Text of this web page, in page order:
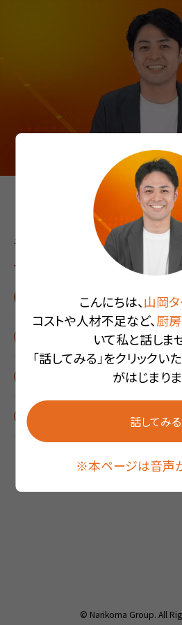
こんにちは、山岡
コストや人材不足など、厨
いて私と話しま
「話してみる」をクリックい
がはじまりま
話してみる
※本ページは音声
1.5倍速 ミュート
チャプター
現代の厨房をとりまく環境
迫りくる！厨房の危機
厨房の危機を救う救世主？
委託？直営？第三の選択肢
© Narikoma Group. All